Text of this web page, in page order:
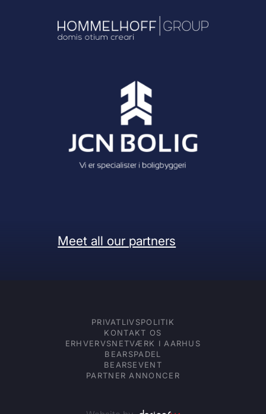
Meet all our partners
PRIVATLIVSPOLITIK
KONTAKT OS
ERHVERVSNETVÆRK I AARHUS
BEARSPADEL
BEARSEVENT
PARTNER ANNONCER